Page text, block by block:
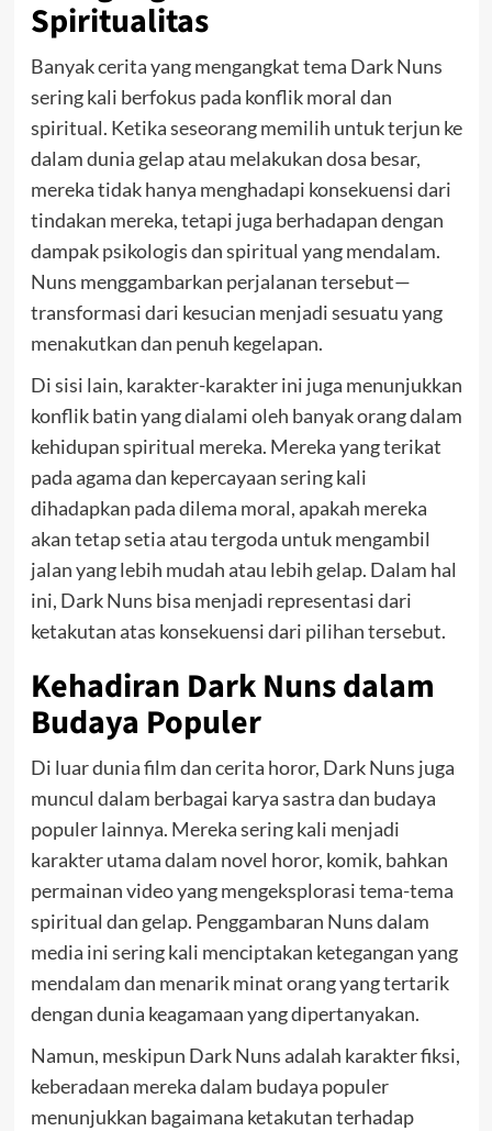
Spiritualitas
Banyak cerita yang mengangkat tema Dark Nuns
sering kali berfokus pada konflik moral dan
spiritual. Ketika seseorang memilih untuk terjun ke
dalam dunia gelap atau melakukan dosa besar,
mereka tidak hanya menghadapi konsekuensi dari
tindakan mereka, tetapi juga berhadapan dengan
dampak psikologis dan spiritual yang mendalam.
Nuns menggambarkan perjalanan tersebut—
transformasi dari kesucian menjadi sesuatu yang
menakutkan dan penuh kegelapan.
Di sisi lain, karakter-karakter ini juga menunjukkan
konflik batin yang dialami oleh banyak orang dalam
kehidupan spiritual mereka. Mereka yang terikat
pada agama dan kepercayaan sering kali
dihadapkan pada dilema moral, apakah mereka
akan tetap setia atau tergoda untuk mengambil
jalan yang lebih mudah atau lebih gelap. Dalam hal
ini, Dark Nuns bisa menjadi representasi dari
ketakutan atas konsekuensi dari pilihan tersebut.
Kehadiran Dark Nuns dalam
Budaya Populer
Di luar dunia film dan cerita horor, Dark Nuns juga
muncul dalam berbagai karya sastra dan budaya
populer lainnya. Mereka sering kali menjadi
karakter utama dalam novel horor, komik, bahkan
permainan video yang mengeksplorasi tema-tema
spiritual dan gelap. Penggambaran Nuns dalam
media ini sering kali menciptakan ketegangan yang
mendalam dan menarik minat orang yang tertarik
dengan dunia keagamaan yang dipertanyakan.
Namun, meskipun Dark Nuns adalah karakter fiksi,
keberadaan mereka dalam budaya populer
menunjukkan bagaimana ketakutan terhadap